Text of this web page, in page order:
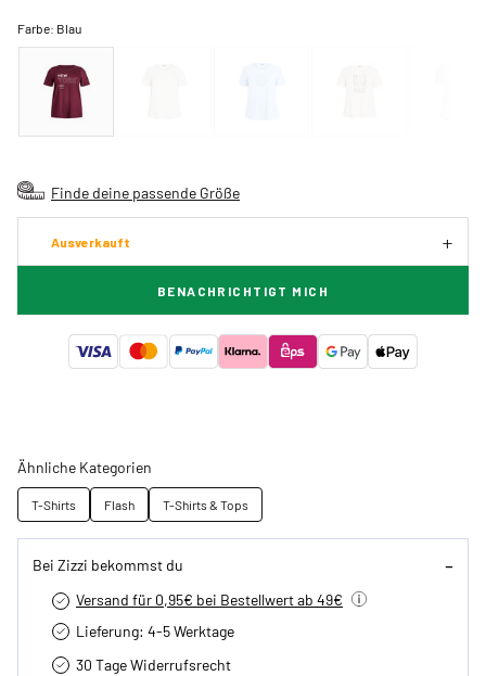
Farbe: Blau
Finde deine passende Größe
Ausverkauft
BENACHRICHTIGT MICH
Ähnliche Kategorien
T-Shirts Flash T-Shirts & Tops
Bei Zizzi bekommst du
Versand für 0,95€ bei Bestellwert ab 49€
Lieferung: 4-5 Werktage
30 Tage Widerrufsrecht